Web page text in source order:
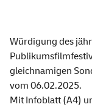
Würdigung des
gleichnamigen
vom 06.02.2025.
Mit Infoblatt (A4)